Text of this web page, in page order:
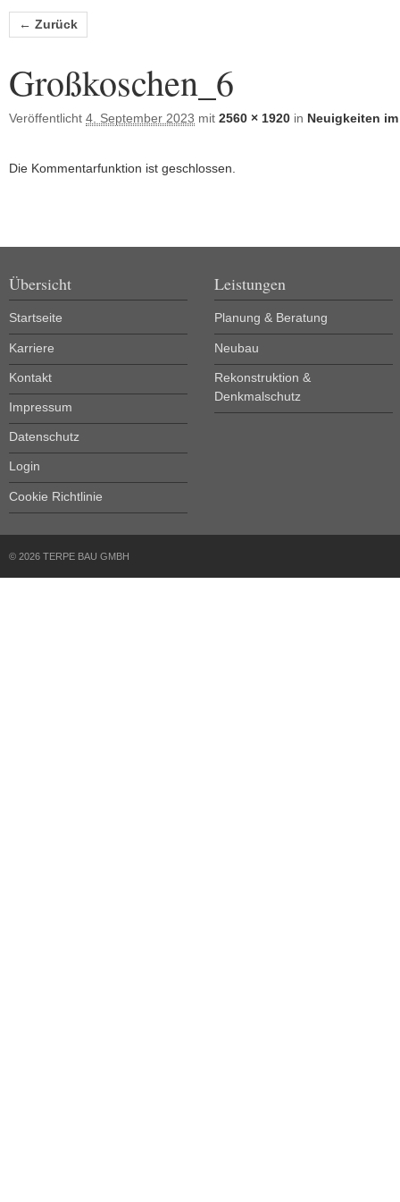
Bilder-Navigation
← Zurück
Großkoschen_6
Veröffentlicht 4. September 2023 mit 2560 × 1920 in Neuigkeiten
Die Kommentarfunktion ist geschlossen.
Übersicht
Startseite
Karriere
Kontakt
Impressum
Datenschutz
Login
Cookie Richtlinie
Leistungen
Planung & Beratung
Neubau
Rekonstruktion &
Denkmalschutz
© 2026 TERPE BAU GMBH